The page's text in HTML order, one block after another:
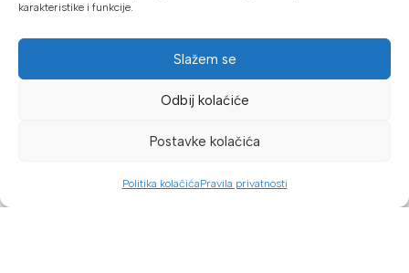
karakteristike i funkcije.
Slažem se
Odbij kolaćiće
Postavke kolačića
Politika kolačićaPravila privatnosti
NAČINI PLAĆANJA
U našoj web trgovini možete platiti:
Kreditnim karticama jednokratno ili do 24 rate
Mikrofin do 18 rata